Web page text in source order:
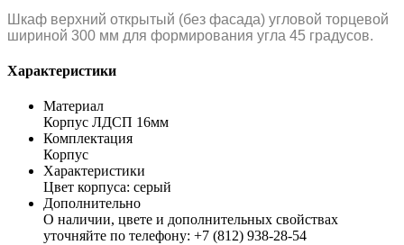
Шкаф верхний открытый (без фасада) угловой торцевой
шириной 300 мм для формирования угла 45 градусов.
Характеристики
Материал
Корпус ЛДСП 16мм
Комплектация
Корпус
Характеристики
Цвет корпуса: серый
Дополнительно
О наличии, цвете и дополнительных свойствах
уточняйте по телефону: +7 (812) 938-28-54